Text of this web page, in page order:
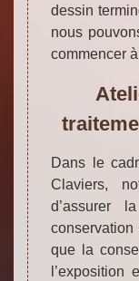
dessin
nous
commencer
Dans le
Claviers,
d’assurer
que la
l’exposition